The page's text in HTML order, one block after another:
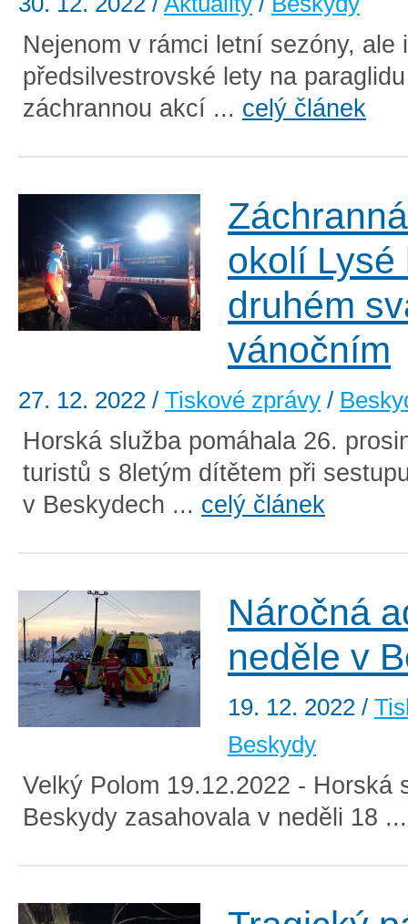
Nejenom v rámci letní sezóny, ale i
předsilvestrovské lety na
záchrannou akcí ... celý článek
okolí Lysé
druhém
vánočním
27. 12. 2022 / Tiskové zprávy /
Horská služba pomáhala 26.
turistů s 8letým dítětem při
v Beskydech ... celý článek
Náročná
neděle v
19. 12. 2022 /
Beskydy
Velký Polom 19.12.2022 - Horská
Beskydy zasahovala v neděli 18